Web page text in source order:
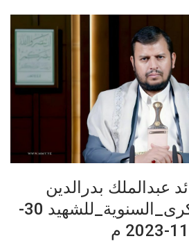
عبدالملك بدرالدين
الحوثي في #الذكرى_السنوية_للشهيد 30-